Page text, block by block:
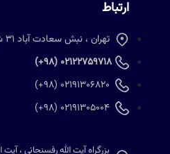
ارتباط
تهران ، نبش سعادت آباد 31 شرقی پلاک 1 واحد 3
02122759718 (98+)
02191306820 (98+)
02191305004 (98+)